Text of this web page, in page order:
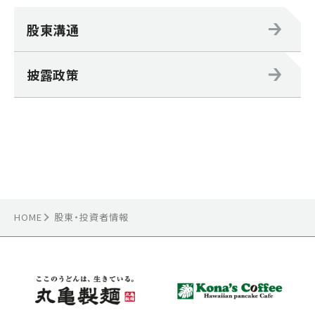
股東溝通
披露政策
HOME 股東・投資者情報